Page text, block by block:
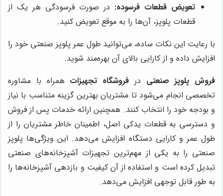
تعویض قطعات فرسوده: در صورت فرسودگی هر یک از
قطعات پلوپز، آن‌ها را به موقع تعویض کنید.
با رعایت این نکات ساده، می‌توانید طول عمر پلوپز صنعتی خود را
افزایش داده و از کارایی بالای آن بهره‌مند شوید.
فروش پلوپز صنعتی در فروشگاه تجهیزات همراه با مشاوره
تخصصی انجام می‌شود تا مشتریان بهترین گزینه متناسب با نیاز
و بودجه خود را انتخاب کنند. همچنین ارائه خدمات پس از فروش
و دسترسی به قطعات یدکی اصل، اطمینان خاطر مشتریان را از
طول عمر و کارایی دستگاه افزایش می‌دهد. این ویژگی‌ها پلوپز
صنعتی را به یکی از مهم‌ترین تجهیزات آشپزخانه‌های صنعتی
تبدیل کرده است و استفاده از آن کیفیت و بازدهی آشپزخانه‌ها را
به طور قابل توجهی افزایش می‌دهد.